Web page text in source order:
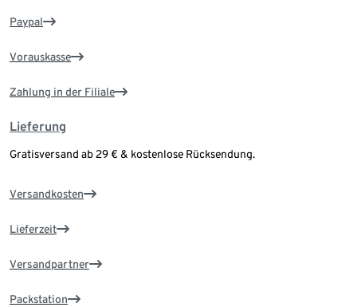
Paypal
Vorauskasse
Zahlung in der Filiale
Lieferung
Gratisversand ab 29 € & kostenlose Rücksendung.
Versandkosten
Lieferzeit
Versandpartner
Packstation